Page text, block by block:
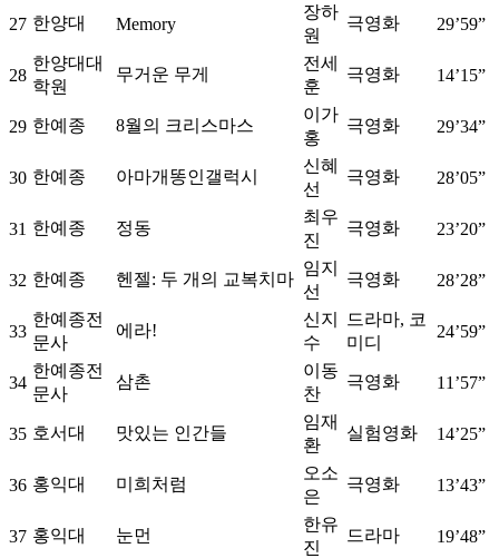
27 한양대 Memory
장하
원
극영화 29’59”
28
한양대대
학원
무거운 무게
전세
훈
극영화 14’15”
29 한예종 8월의 크리스마스
이가
홍
극영화 29’34”
30 한예종 아마개똥인갤럭시
신혜
선
극영화 28’05”
31 한예종 정동
최우
진
극영화 23’20”
32 한예종 헨젤: 두 개의 교복치마
임지
선
극영화 28’28”
33
한예종전
문사
에라!
신지
수
드라마, 코
미디
24’59”
34
한예종전
문사
삼촌
이동
찬
극영화 11’57”
35 호서대 맛있는 인간들
임재
환
실험영화 14’25”
36 홍익대 미희처럼
오소
은
극영화 13’43”
37 홍익대 눈먼
한유
진
드라마
19’48”